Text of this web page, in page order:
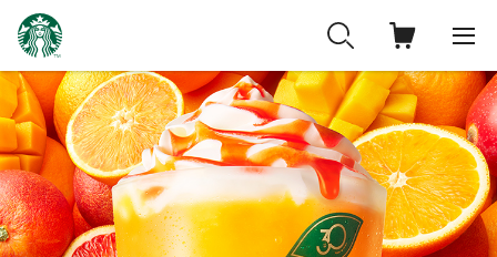
ス
タ
バ
ッ
ク
ス